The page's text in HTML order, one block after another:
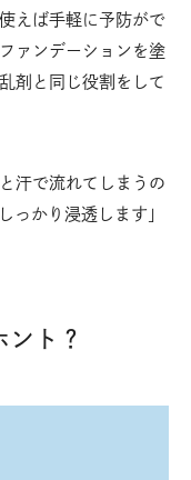
えば手軽に予防がで
ァンデーションを塗
剤と同じ役割をして
汗で流れてしまうの
っかり浸透します」
ト？